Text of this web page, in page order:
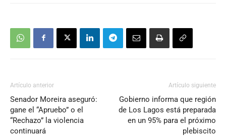
Artículo anterior
Senador Moreira aseguró:
gane el “Apruebo” o el
“Rechazo” la violencia
continuará
Artículo siguiente
Gobierno informa que región
de Los Lagos está preparada
en un 95% para el próximo
plebiscito